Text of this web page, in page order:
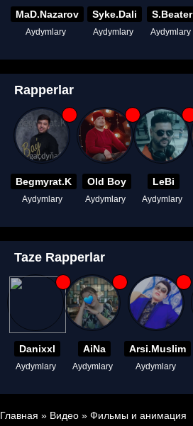
MaD.Nazarov
Aydymlary
Syke.Dali
Aydymlary
S.Beater
Aydymlary
Rapperlar
Begmyrat.K
Aydymlary
Old Boy
Aydymlary
LeBi
Aydymlary
Taze Rapperlar
Danixxl
Aydymlary
AiNa
Aydymlary
Arsi.Muslim
Aydymlary
Главная » Видео » Фильмы и анимация